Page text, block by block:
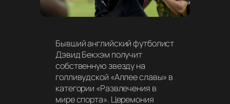
Бывший английский футболист
Дэвид Бекхэм получит
собственную звезду на
голливудской «Аллее славы» в
категории «Развлечения в
мире спорта». Церемония